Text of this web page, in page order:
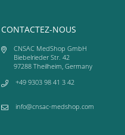
CONTACTEZ-NOUS
CNSAC MedShop GmbH
Biebelrieder Str. 42
97288 Theilheim, Germany
+49 9303 98 41 3 42
info@cnsac-medshop.com